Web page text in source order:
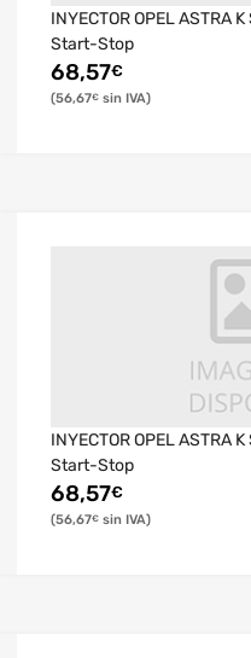
INYECTOR OPEL ASTRA
Start-Stop
68,57€
56,67€
INYECTOR OPEL ASTRA
Start-Stop
68,57€
56,67€